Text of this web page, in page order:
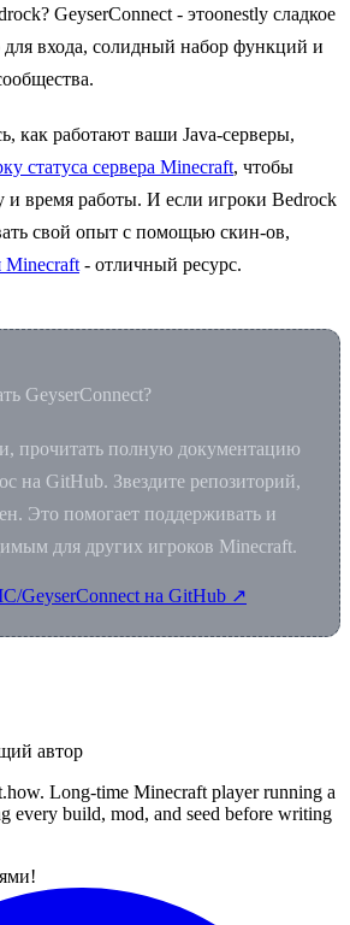
GeyserConnect - этоonestly сладкое
для входа, солидный набор функций и
как работают ваши Java-серверы,
статуса сервера Minecraft, чтобы
и время работы. И если игроки Bedrock
свой опыт с помощью скин-ов,
- отличный ресурс.
GeyserConnect?
прочитать полную документацию
на GitHub. Звездите репозиторий,
Это помогает поддерживать и
для других игроков Minecraft.
GeyserConnect на GitHub ↗
автор
Long-time Minecraft player running a
every build, mod, and seed before writing